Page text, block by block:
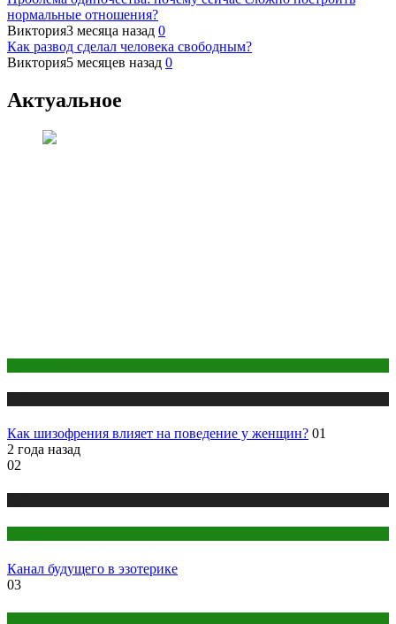
нормальные отношения?
Виктория3 месяца назад 0
Как развод сделал человека свободным?
Виктория5 месяцев назад 0
Актуальное
Как шизофрения влияет на поведение у женщин? 01
2 года назад
02
Канал будущего в эзотерике
03